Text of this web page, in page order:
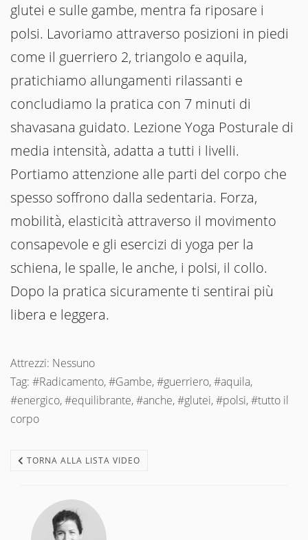
glutei e sulle gambe, mentra fa riposare i
polsi. Lavoriamo attraverso posizioni in piedi
come il guerriero 2, triangolo e aquila,
pratichiamo allungamenti rilassanti e
concludiamo la pratica con 7 minuti di
shavasana guidato. Lezione Yoga Posturale di
media intensità, adatta a tutti i livelli.
Portiamo attenzione alle parti del corpo che
spesso soffrono dalla sedentaria. Forza,
mobilità, elasticità attraverso il movimento
consapevole e gli esercizi di yoga per la
schiena, le spalle, le anche, i polsi, il collo.
Dopo la pratica sicuramente ti sentirai più
libera e leggera.
Attrezzi: Nessuno
Tag: #Radicamento, #Gambe, #guerriero, #aquila,
#energico, #equilibrante, #anche, #glutei, #polsi, #tutto il
corpo
TORNA ALLA LISTA VIDEO